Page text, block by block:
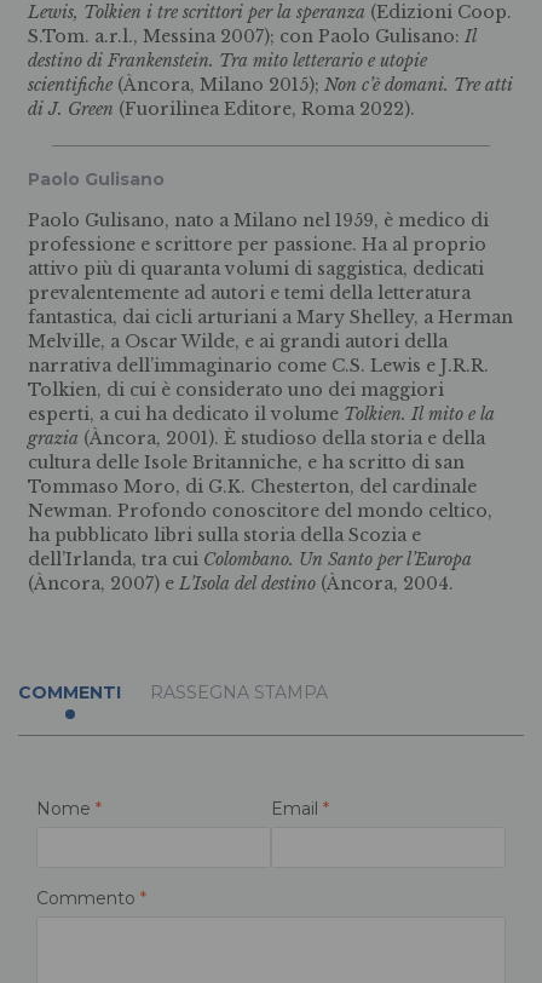
Lewis, Tolkien i tre scrittori per la speranza (Edizioni Coop.
S.Tom. a.r.l., Messina 2007); con Paolo Gulisano: Il
destino di Frankenstein. Tra mito letterario e utopie
scientifiche (Àncora, Milano 2015); Non c’è domani. Tre atti
di J. Green (Fuorilinea Editore, Roma 2022).
Paolo Gulisano
Paolo Gulisano, nato a Milano nel 1959, è medico di
professione e scrittore per passione. Ha al proprio
attivo più di quaranta volumi di saggistica, dedicati
prevalentemente ad autori e temi della letteratura
fantastica, dai cicli arturiani a Mary Shelley, a Herman
Melville, a Oscar Wilde, e ai grandi autori della
narrativa dell’immaginario come C.S. Lewis e J.R.R.
Tolkien, di cui è considerato uno dei maggiori
esperti, a cui ha dedicato il volume Tolkien. Il mito e la
grazia (Àncora, 2001). È studioso della storia e della
cultura delle Isole Britanniche, e ha scritto di san
Tommaso Moro, di G.K. Chesterton, del cardinale
Newman. Profondo conoscitore del mondo celtico,
ha pubblicato libri sulla storia della Scozia e
dell’Irlanda, tra cui Colombano. Un Santo per l’Europa
(Àncora, 2007) e L’Isola del destino (Àncora, 2004.
COMMENTI RASSEGNA STAMPA
Nome * Email *
Commento *